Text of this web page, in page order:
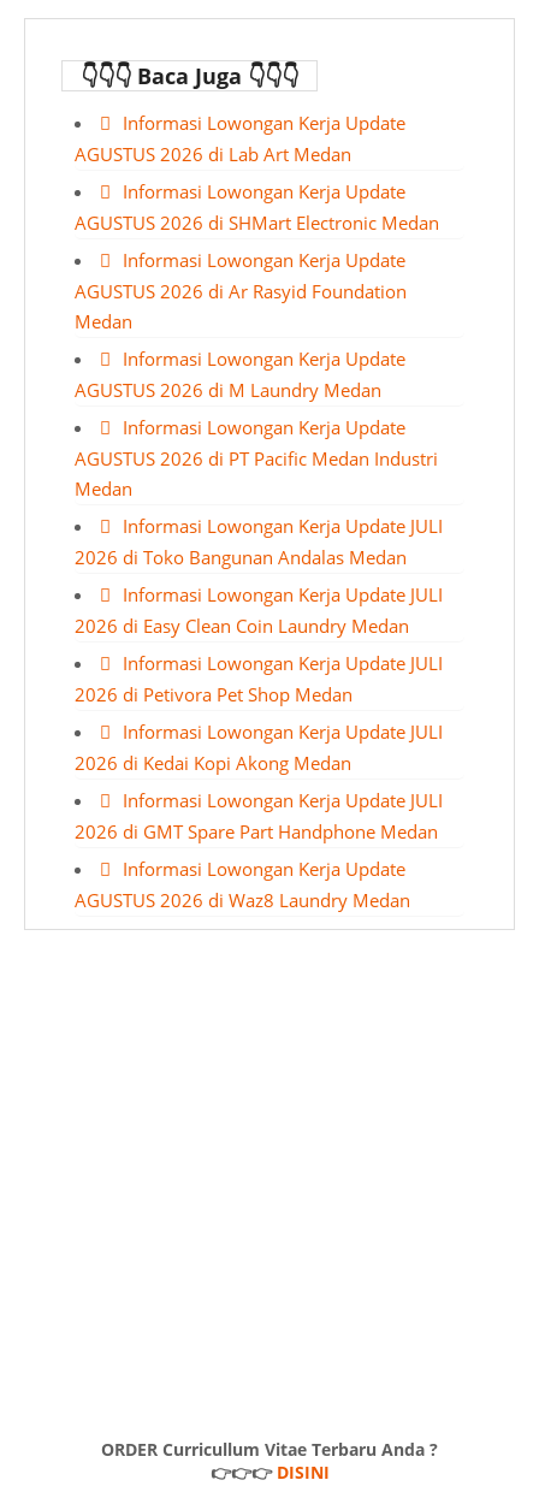
👇👇👇 Baca Juga 👇👇👇
Informasi Lowongan Kerja Update
AGUSTUS 2026 di Lab Art Medan
Informasi Lowongan Kerja Update
AGUSTUS 2026 di SHMart Electronic Medan
Informasi Lowongan Kerja Update
AGUSTUS 2026 di Ar Rasyid Foundation
Medan
Informasi Lowongan Kerja Update
AGUSTUS 2026 di M Laundry Medan
Informasi Lowongan Kerja Update
AGUSTUS 2026 di PT Pacific Medan Industri
Medan
Informasi Lowongan Kerja Update JULI
2026 di Toko Bangunan Andalas Medan
Informasi Lowongan Kerja Update JULI
2026 di Easy Clean Coin Laundry Medan
Informasi Lowongan Kerja Update JULI
2026 di Petivora Pet Shop Medan
Informasi Lowongan Kerja Update JULI
2026 di Kedai Kopi Akong Medan
Informasi Lowongan Kerja Update JULI
2026 di GMT Spare Part Handphone Medan
Informasi Lowongan Kerja Update
AGUSTUS 2026 di Waz8 Laundry Medan
ORDER Curricullum Vitae Terbaru Anda ?
👉👉👉 DISINI